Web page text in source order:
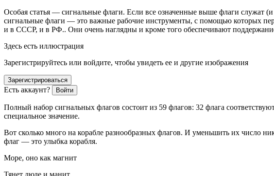
Особая статья — сигнальные флаги. Если все означенные выше флаги служат
сигнальные флаги — это важные рабочие инструменты, с помощью которых
и в СССР, и в РФ.. Они очень наглядны и кроме того обеспечивают
Здесь есть иллюстрация
Зарегистрируйтесь или войдите, чтобы увидеть ее и другие изображения
Зарегистрироваться
Есть аккаунт? Войти
Полный набор сигнальных флагов состоит из 59 флагов: 32 флага
специальное значение.
Вот сколько много на корабле разнообразных флагов. И уменьшить их число
флаг — это улыбка корабля.
Море, оно как магнит
Тянет люде и манит